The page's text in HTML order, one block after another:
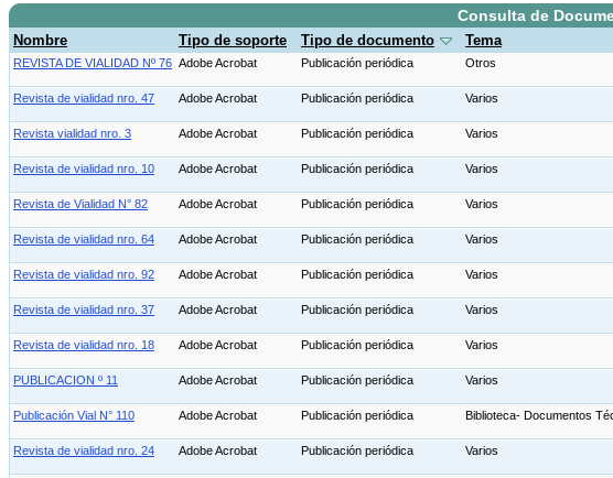
Consulta de
Nombre Tipo de soporte Tipo de documento Tema
REVISTA DE VIALIDAD Nº 76 Adobe Acrobat Publicación periódica Otros
Revista de vialidad nro. 47
Adobe Acrobat Publicación periódica Varios
Revista vialidad nro. 3
Adobe Acrobat Publicación periódica Varios
Revista de vialidad nro. 10
Adobe Acrobat Publicación periódica Varios
Revista de Vialidad N° 82
Adobe Acrobat Publicación periódica Varios
Revista de vialidad nro. 64
Adobe Acrobat Publicación periódica Varios
Revista de vialidad nro. 92
Adobe Acrobat Publicación periódica Varios
Revista de vialidad nro. 37
Adobe Acrobat Publicación periódica Varios
Revista de vialidad nro. 18
Adobe Acrobat Publicación periódica Varios
PUBLICACION º 11
Adobe Acrobat Publicación periódica Varios
Publicación Vial N° 110
Adobe Acrobat Publicación periódica Biblioteca- Documentos
Revista de vialidad nro. 24
Adobe Acrobat Publicación periódica Varios